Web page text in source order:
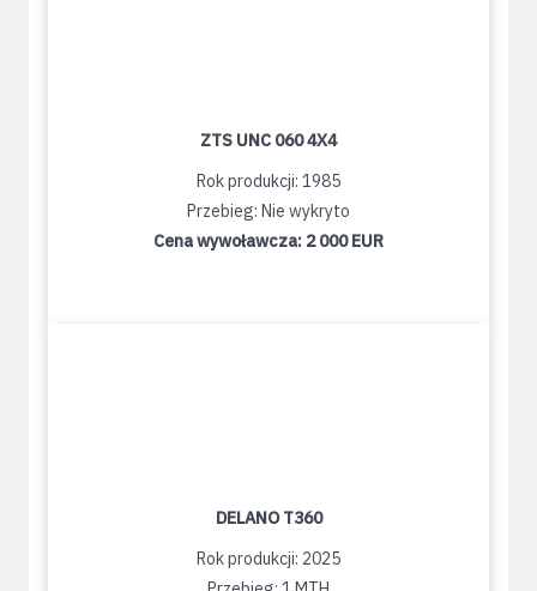
ZTS UNC 060 4X4
Rok produkcji: 1985
Przebieg: Nie wykryto
Cena wywoławcza: 2 000 EUR
DELANO T360
Rok produkcji: 2025